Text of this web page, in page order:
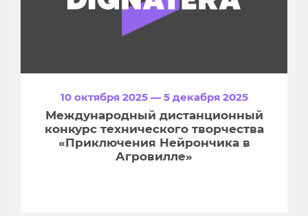
10 октября 2025 — 5 декабря 2025
Международный дистанционный
конкурс технического творчества
«Приключения Нейрончика в
Агровилле»